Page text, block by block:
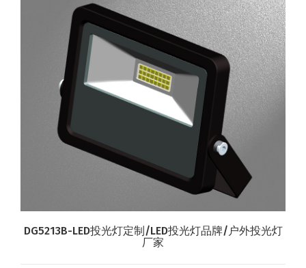
DG5213B-LED投光灯定制/LED投光灯品牌/户外投光灯
厂家